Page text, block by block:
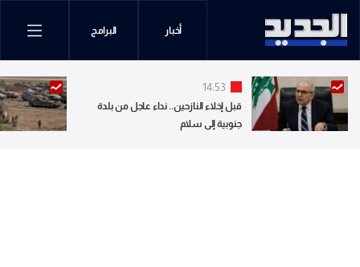
أخبار البرامج
14:53
قبل إخلاء النازحين.. نداء عاجل من بلدة
جنوبية إلى سلام